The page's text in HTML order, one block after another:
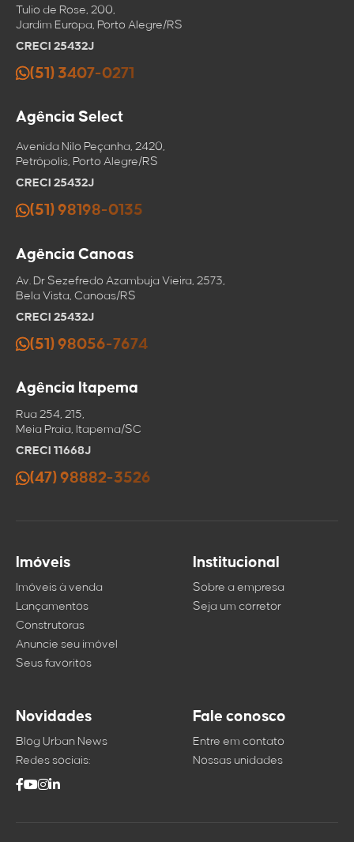
clipboard
Tulio de Rose, 200,
Jardim Europa, Porto Alegre/RS
CRECI 25432J
(51) 3407-0271
Agência Select
Avenida Nilo Peçanha, 2420,
Petrópolis, Porto Alegre/RS
CRECI 25432J
(51) 98198-0135
Agência Canoas
Av. Dr Sezefredo Azambuja Vieira, 2573,
Bela Vista, Canoas/RS
CRECI 25432J
(51) 98056-7674
Agência Itapema
Rua 254, 215,
Meia Praia, Itapema/SC
CRECI 11668J
(47) 98882-3526
Imóveis
Imóveis à venda
Lançamentos
Construtoras
Anuncie seu imóvel
Seus favoritos
Institucional
Sobre a empresa
Seja um corretor
Novidades
Blog Urban News
Redes sociais:
Fale conosco
Entre em contato
Nossas unidades